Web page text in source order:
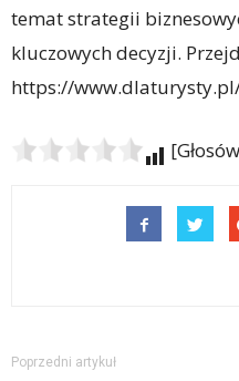
temat strategii
kluczowych decyzji.
https://
Poprzedni artykuł